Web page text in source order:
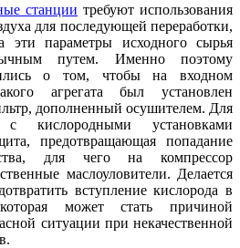
станции требуют использования
для последующей переработки,
эти параметры исходного сырья
путем. Именно поэтому
о том, чтобы на входном
агрегата был установлен
дополненный осушителем. Для
с кислородными установками
предотвращающая попадание
для чего на компрессор
маслоуловители. Делается
вступление кислорода в
может стать причиной
ситуации при некачественной